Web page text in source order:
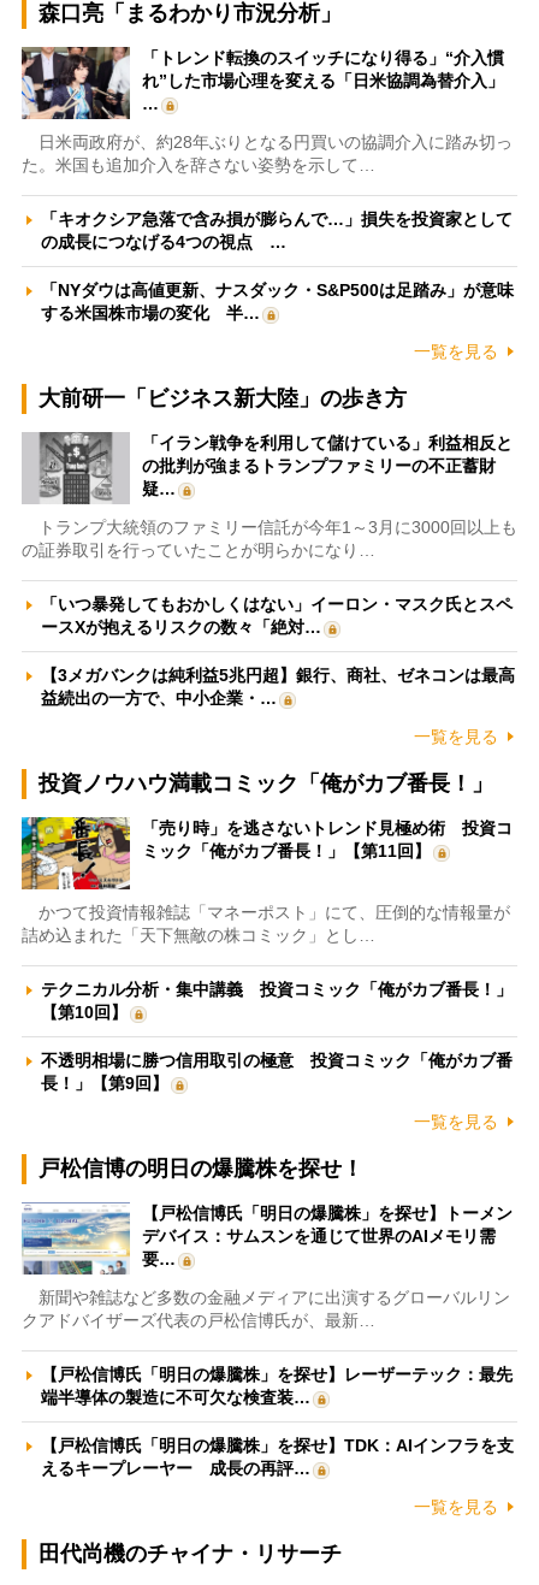
森口亮「まるわかり市況分析」
「トレンド転換のスイッチになり得る」“介入慣
れ”した市場心理を変える「日米協調為替介入」
…
日米両政府が、約28年ぶりとなる円買いの協調介入に踏み切っ
た。米国も追加介入を辞さない姿勢を示して…
「キオクシア急落で含み損が膨らんで…」損失を投資家として
の成長につなげる4つの視点 …
「NYダウは高値更新、ナスダック・S&P500は足踏み」が意味
する米国株市場の変化 半…
一覧を見る
大前研一「ビジネス新大陸」の歩き方
「イラン戦争を利用して儲けている」利益相反と
の批判が強まるトランプファミリーの不正蓄財
疑…
トランプ大統領のファミリー信託が今年1～3月に3000回以上も
の証券取引を行っていたことが明らかになり…
「いつ暴発してもおかしくはない」イーロン・マスク氏とスペ
ースXが抱えるリスクの数々「絶対…
【3メガバンクは純利益5兆円超】銀行、商社、ゼネコンは最高
益続出の一方で、中小企業・…
一覧を見る
投資ノウハウ満載コミック「俺がカブ番長！」
「売り時」を逃さないトレンド見極め術 投資コ
ミック「俺がカブ番長！」【第11回】
かつて投資情報雑誌「マネーポスト」にて、圧倒的な情報量が
詰め込まれた「天下無敵の株コミック」とし…
テクニカル分析・集中講義 投資コミック「俺がカブ番長！」
【第10回】
不透明相場に勝つ信用取引の極意 投資コミック「俺がカブ番
長！」【第9回】
一覧を見る
戸松信博の明日の爆騰株を探せ！
【戸松信博氏「明日の爆騰株」を探せ】トーメン
デバイス：サムスンを通じて世界のAIメモリ需
要…
新聞や雑誌など多数の金融メディアに出演するグローバルリン
クアドバイザーズ代表の戸松信博氏が、最新…
【戸松信博氏「明日の爆騰株」を探せ】レーザーテック：最先
端半導体の製造に不可欠な検査装…
【戸松信博氏「明日の爆騰株」を探せ】TDK：AIインフラを支
えるキープレーヤー 成長の再評…
一覧を見る
田代尚機のチャイナ・リサーチ